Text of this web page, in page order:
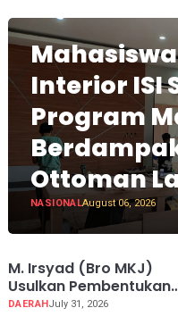
Interior ISI
Program
Ottoman
NASIONALAugust 06, 2026
M. Irsyad (Bro MKJ)
Usulkan Pembentukan
Harley Davidson Club
DAERAH July 31, 2026